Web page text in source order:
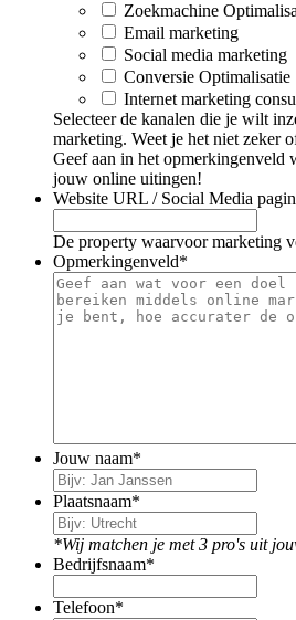
Zoekmachine
Email marketing
Social media marketing
Conversie Optimalisatie
Internet marketing
Selecteer de kanalen die je wilt
marketing. Weet je het niet zeker
Geef aan in het opmerkingenveld
jouw online uitingen!
Website URL / Social Media
De property waarvoor marketing
Opmerkingenveld*
Jouw naam*
Plaatsnaam*
*Wij matchen je met 3 pro's uit
Bedrijfsnaam*
Telefoon*